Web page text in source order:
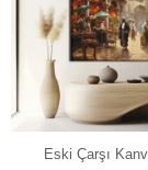
Eski Çarşı